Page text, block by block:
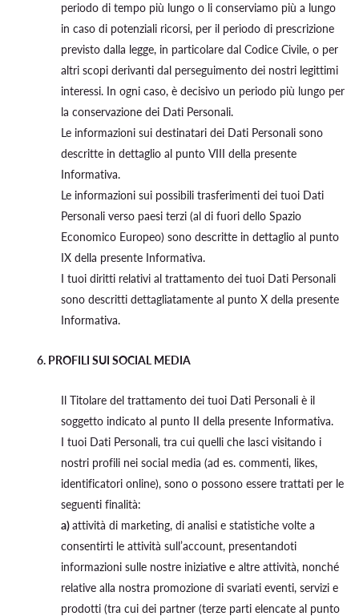
periodo di tempo più lungo o li conserviamo più a lungo
in caso di potenziali ricorsi, per il periodo di prescrizione
previsto dalla legge, in particolare dal Codice Civile, o per
altri scopi derivanti dal perseguimento dei nostri legittimi
interessi. In ogni caso, è decisivo un periodo più lungo per
la conservazione dei Dati Personali.
Le informazioni sui destinatari dei Dati Personali sono
descritte in dettaglio al punto VIII della presente
Informativa.
Le informazioni sui possibili trasferimenti dei tuoi Dati
Personali verso paesi terzi (al di fuori dello Spazio
Economico Europeo) sono descritte in dettaglio al punto
IX della presente Informativa.
I tuoi diritti relativi al trattamento dei tuoi Dati Personali
sono descritti dettagliatamente al punto X della presente
Informativa.
6. PROFILI SUI SOCIAL MEDIA
Il Titolare del trattamento dei tuoi Dati Personali è il
soggetto indicato al punto II della presente Informativa.
I tuoi Dati Personali, tra cui quelli che lasci visitando i
nostri profili nei social media (ad es. commenti, likes,
identificatori online), sono o possono essere trattati per le
seguenti finalità:
a)attività di marketing, di analisi e statistiche volte a
consentirti le attività sull’account, presentandoti
informazioni sulle nostre iniziative e altre attività, nonché
relative alla nostra promozione di svariati eventi, servizi e
prodotti (tra cui dei partner (terze parti elencate al punto